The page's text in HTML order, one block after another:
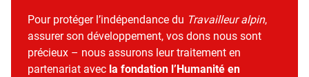
Pour protéger l’indépendance du Travailleur alpin,
assurer son développement, vos dons nous sont
précieux – nous assurons leur traitement en
partenariat avec la fondation l’Humanité en